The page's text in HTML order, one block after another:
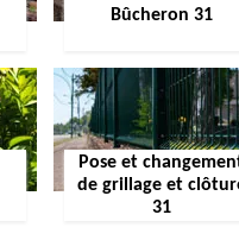
Bûcheron 31
Pose et
de grillage et
31